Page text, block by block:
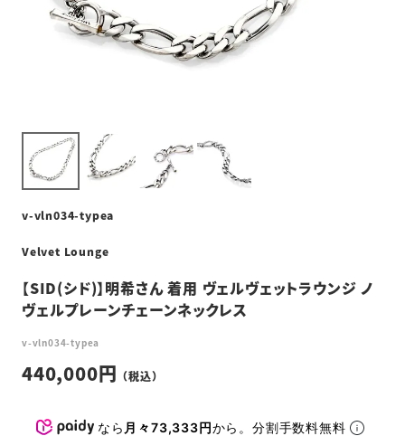
v-vln034-typea
Velvet Lounge
【SID(シド)】明希さん 着用 ヴェルヴェットラウンジ ノ
ヴェルプレーンチェーンネックレス
v-vln034-typea
440,000
なら 月々73,333円から。分割手数料無料